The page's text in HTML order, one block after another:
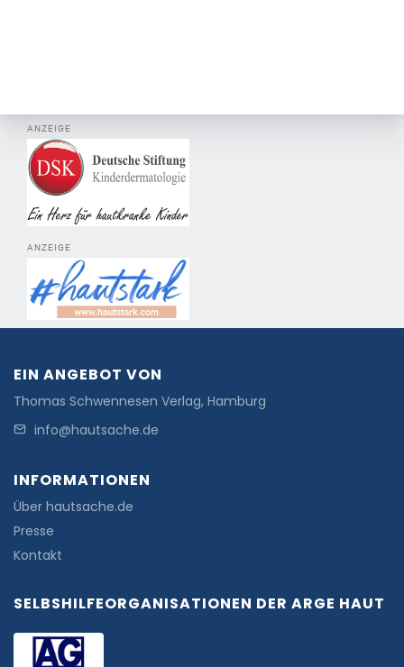
ANZEIGE
ANZEIGE
EIN ANGEBOT VON
Thomas Schwennesen Verlag, Hamburg
info@hautsache.de
INFORMATIONEN
Über hautsache.de
Presse
Kontakt
SELBSHILFEORGANISATIONEN DER ARGE HAUT